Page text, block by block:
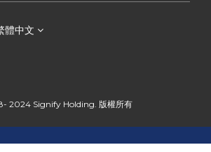
體中文
2024 Signify Holding. 版權所有